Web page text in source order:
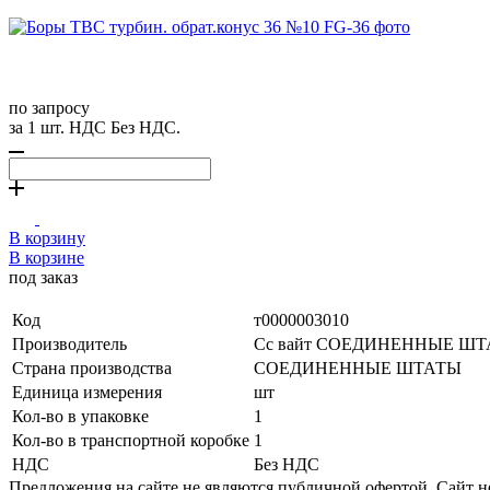
по запросу
за 1 шт. НДС Без НДС.
В корзину
В корзине
под заказ
Код
т0000003010
Производитель
Сс вайт СОЕДИНЕННЫЕ
Страна производства
СОЕДИНЕННЫЕ ШТАТЫ
Единица измерения
шт
Кол-во в упаковке
1
Кол-во в транспортной коробке 1
НДС
Без НДС